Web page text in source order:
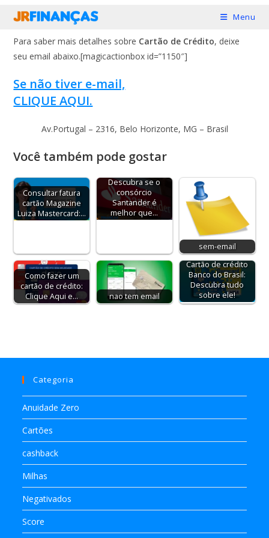
conteúdo
Menu
Para saber mais detalhes sobre Cartão de Crédito, deixe
seu email abaixo.[magicactionbox id=”1150″]
Se não tiver e-mail,
CLIQUE AQUI.
Av.Portugal – 2316, Belo Horizonte, MG – Brasil
Você também pode gostar
Consultar fatura
cartão Magazine
Luiza Mastercard:…
Descubra se o
consórcio
Santander é
melhor que…
sem-email
Como fazer um
cartão de crédito:
Clique Aqui e…
nao tem email
Cartão de crédito
Banco do Brasil:
Descubra tudo
sobre ele!
Categoria
Anuidade Zero
Cartões
cashback
Milhas
Negativados
Score